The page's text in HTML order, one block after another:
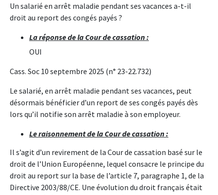
Un salarié en arrêt maladie pendant ses vacances a-t-il
droit au report des congés payés ?
La réponse de la Cour de cassation :
OUI
Cass. Soc 10 septembre 2025 (n° 23-22.732)
Le salarié, en arrêt maladie pendant ses vacances, peut
désormais bénéficier d’un report de ses congés payés dès
lors qu’il notifie son arrêt maladie à son employeur.
Le raisonnement de la Cour de cassation :
Il s’agit d’un revirement de la Cour de cassation basé sur le
droit de l’Union Européenne, lequel consacre le principe du
droit au report sur la base de l’article 7, paragraphe 1, de la
Directive 2003/88/CE. Une évolution du droit français était